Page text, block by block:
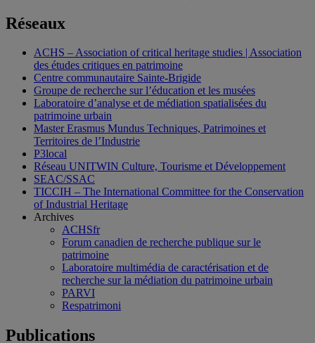
Réseaux
ACHS – Association of critical heritage studies | Association
des études critiques en patrimoine
Centre communautaire Sainte-Brigide
Groupe de recherche sur l’éducation et les musées
Laboratoire d’analyse et de médiation spatialisées du
patrimoine urbain
Master Erasmus Mundus Techniques, Patrimoines et
Territoires de l’Industrie
P3local
Réseau UNITWIN Culture, Tourisme et Développement
SEAC/SSAC
TICCIH – The International Committee for the Conservation
of Industrial Heritage
Archives
ACHSfr
Forum canadien de recherche publique sur le
patrimoine
Laboratoire multimédia de caractérisation et de
recherche sur la médiation du patrimoine urbain
PARVI
Respatrimoni
Publications